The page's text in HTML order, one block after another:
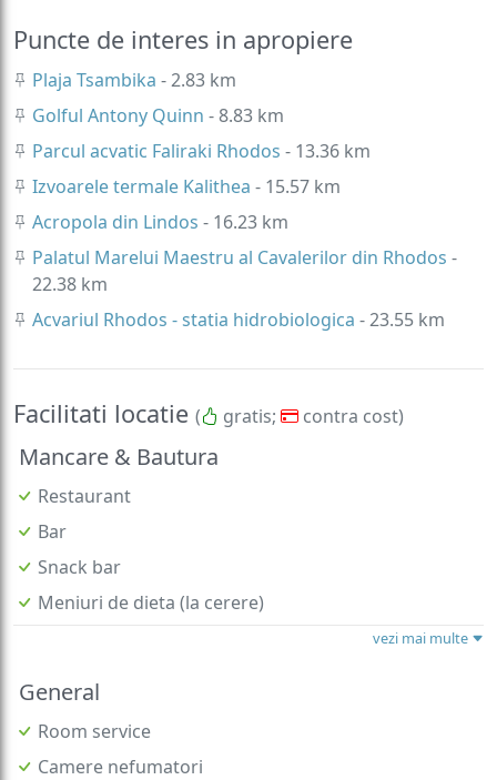
Puncte de interes in apropiere
Plaja Tsambika - 2.83 km
Golful Antony Quinn - 8.83 km
Parcul acvatic Faliraki Rhodos - 13.36 km
Izvoarele termale Kalithea - 15.57 km
Acropola din Lindos - 16.23 km
Palatul Marelui Maestru al Cavalerilor din Rhodos -
22.38 km
Acvariul Rhodos - statia hidrobiologica - 23.55 km
Facilitati locatie ( gratis; contra cost)
Mancare & Bautura
Restaurant
Bar
Snack bar
Meniuri de dieta (la cerere)
vezi mai multe
General
Room service
Camere nefumatori